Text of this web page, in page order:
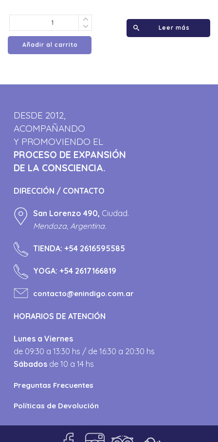
Añadir al carrito
Leer más
DESDE 2012,
ACOMPAÑANDO
Y PROMOVIENDO EL
PROCESO DE EXPANSIÓN
DE LA CONSCIENCIA.
DIRECCIÓN / CONTACTO
San Lorenzo 490, Ciudad.
Mendoza, Argentina.
TIENDA:+54 2616595585
YOGA:+54 2617166819
contacto@enindigo.com.ar
HORARIOS DE ATENCIÓN
Lunes a Viernes
de 09:30 a 13:30 hs / de 16:30 a 20:30 hs
Sábados de 10 a 14 hs
Preguntas Frecuentes
Políticas de Devolución